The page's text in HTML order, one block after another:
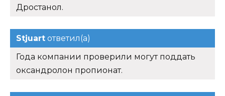
Дростанол.
Stjuart ответил(а)
Года компании проверили могут поддать
оксандролон пропионат.